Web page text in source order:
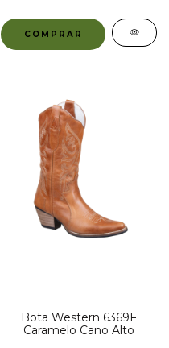
COMPRAR
Bota Western 6369F
Caramelo Cano Alto